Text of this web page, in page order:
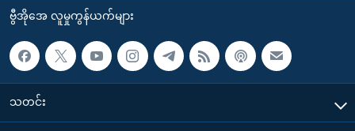
ဗွီအိုအေ လူမှုကွန်ယက်များ
သတင်း